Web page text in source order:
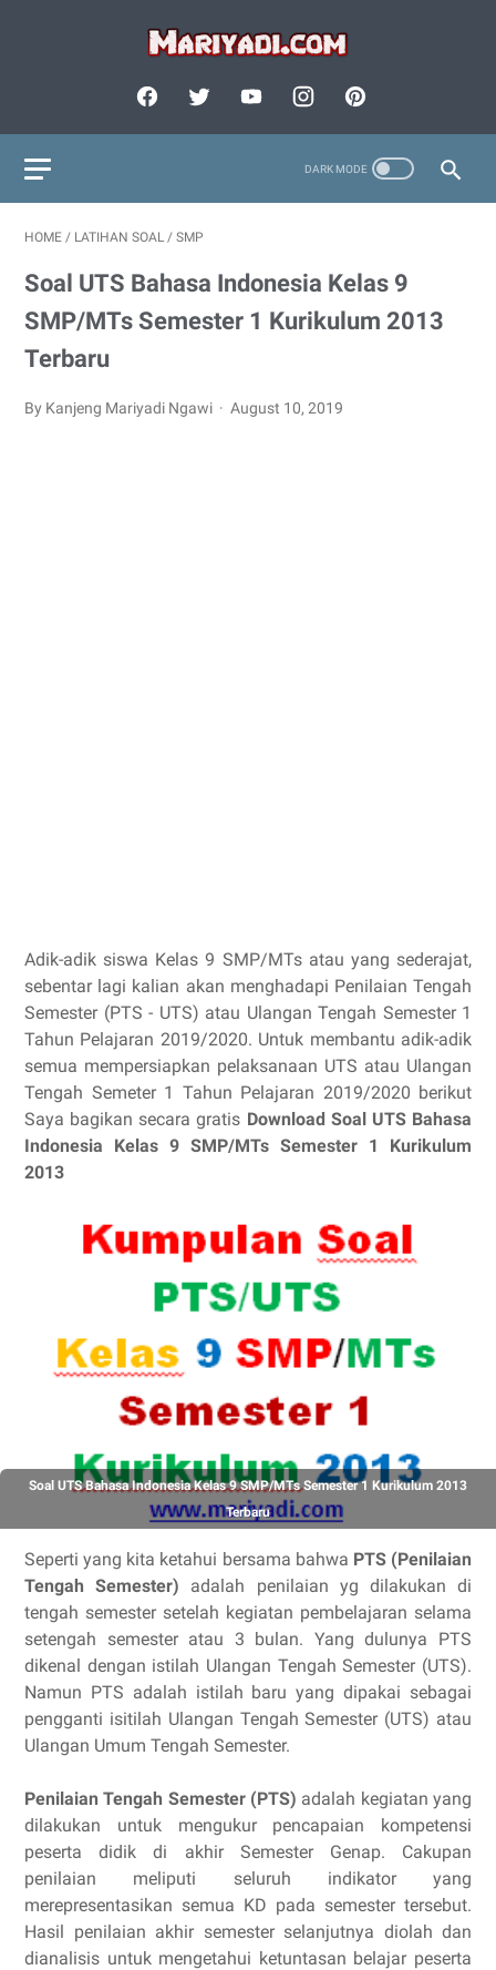
HOME / LATIHAN SOAL / SMP
Soal UTS Bahasa Indonesia Kelas 9
SMP/MTs Semester 1 Kurikulum 2013
Terbaru
By Kanjeng Mariyadi Ngawi August 10, 2019
Adik-adik siswa Kelas 9 SMP/MTs atau yang sederajat,
sebentar lagi kalian akan menghadapi Penilaian Tengah
Semester (PTS - UTS) atau Ulangan Tengah Semester 1
Tahun Pelajaran 2019/2020. Untuk membantu adik-adik
semua mempersiapkan pelaksanaan UTS atau Ulangan
Tengah Semeter 1 Tahun Pelajaran 2019/2020 berikut
Saya bagikan secara gratis Download Soal UTS Bahasa
Indonesia Kelas 9 SMP/MTs Semester 1 Kurikulum
2013
Soal UTS Bahasa Indonesia Kelas 9 SMP/MTs Semester 1 Kurikulum 2013
Terbaru
Seperti yang kita ketahui bersama bahwa PTS (Penilaian
Tengah Semester) adalah penilaian yg dilakukan di
tengah semester setelah kegiatan pembelajaran selama
setengah semester atau 3 bulan. Yang dulunya PTS
dikenal dengan istilah Ulangan Tengah Semester (UTS).
Namun PTS adalah istilah baru yang dipakai sebagai
pengganti isitilah Ulangan Tengah Semester (UTS) atau
Ulangan Umum Tengah Semester.
Penilaian Tengah Semester (PTS) adalah kegiatan yang
dilakukan untuk meng­ukur pencapaian kompetensi
peserta didik di akhir Semester Genap. Cakupan
penilaian meliputi seluruh indikator yang
merepresentasikan semua KD pada semester tersebut.
Hasil penilaian akhir semester selanjutnya diolah dan
dianalisis untuk menge­tahui ketuntasan belajar peserta